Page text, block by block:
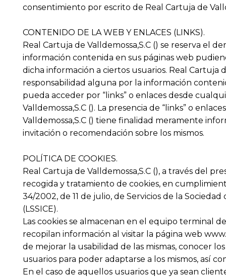
consentimiento por escrito de Real Cartuja de
CONTENIDO DE LA WEB Y ENLACES (LINKS).
Real Cartuja de Valldemossa,S.C () se reserva el
información contenida en sus páginas web
dicha información a ciertos usuarios. Real Cartuja
responsabilidad alguna por la información
pueda acceder por “links” o enlaces desde
Valldemossa,S.C (). La presencia de “links” o
Valldemossa,S.C () tiene finalidad meramente
invitación o recomendación sobre los mismos.
POLÍTICA DE COOKIES.
Real Cartuja de Valldemossa,S.C (), a través del
recogida y tratamiento de cookies, en
34/2002, de 11 de julio, de Servicios de la
(LSSICE).
Las cookies se almacenan en el equipo terminal
recopilan información al visitar la página web
de mejorar la usabilidad de las mismas, conocer
usuarios para poder adaptarse a los mismos, así
En el caso de aquellos usuarios que ya sean